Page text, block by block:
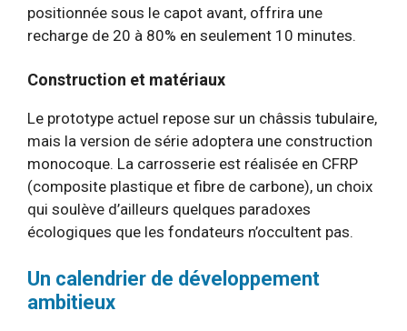
positionnée sous le capot avant, offrira une
recharge de 20 à 80% en seulement 10 minutes.
Construction et matériaux
Le prototype actuel repose sur un châssis tubulaire,
mais la version de série adoptera une construction
monocoque. La carrosserie est réalisée en CFRP
(composite plastique et fibre de carbone), un choix
qui soulève d’ailleurs quelques paradoxes
écologiques que les fondateurs n’occultent pas.
Un calendrier de développement
ambitieux